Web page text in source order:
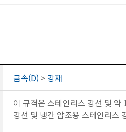
금속(D) > 강재
이 규격은 스테인리스 강선 및
강선 및 냉간 압조용 스테인리스